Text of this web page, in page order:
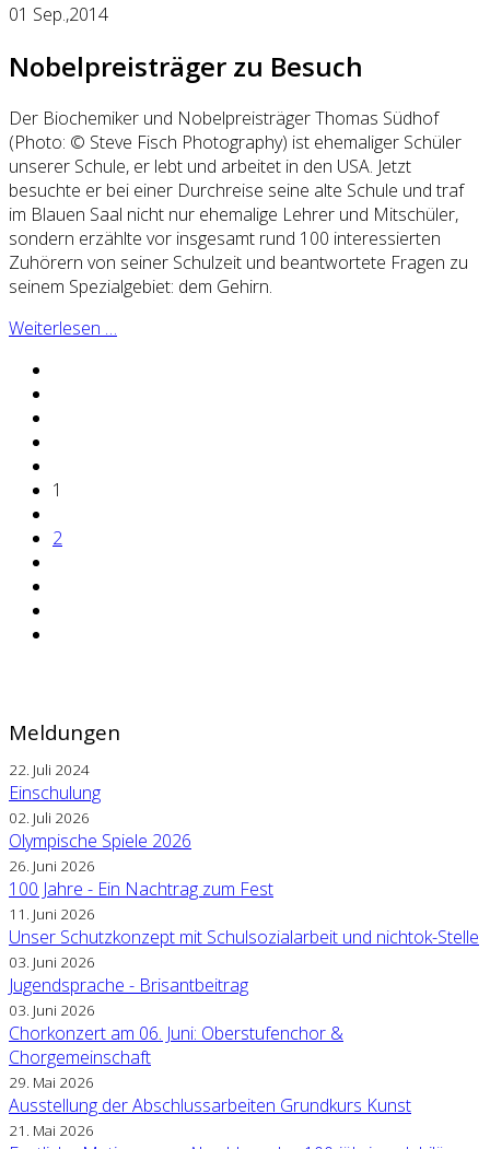
01 Sep.,2014
Nobelpreisträger zu Besuch
Der Biochemiker und Nobelpreisträger Thomas Südhof
(Photo: © Steve Fisch Photography) ist ehemaliger Schüler
unserer Schule, er lebt und arbeitet in den USA. Jetzt
besuchte er bei einer Durchreise seine alte Schule und traf
im Blauen Saal nicht nur ehemalige Lehrer und Mitschüler,
sondern erzählte vor insgesamt rund 100 interessierten
Zuhörern von seiner Schulzeit und beantwortete Fragen zu
seinem Spezialgebiet: dem Gehirn.
Weiterlesen …
1
2
Meldungen
22. Juli 2024
Einschulung
02. Juli 2026
Olympische Spiele 2026
26. Juni 2026
100 Jahre - Ein Nachtrag zum Fest
11. Juni 2026
Unser Schutzkonzept mit Schulsozialarbeit und nichtok-Stelle
03. Juni 2026
Jugendsprache - Brisantbeitrag
03. Juni 2026
Chorkonzert am 06. Juni: Oberstufenchor &
Chorgemeinschaft
29. Mai 2026
Ausstellung der Abschlussarbeiten Grundkurs Kunst
21. Mai 2026